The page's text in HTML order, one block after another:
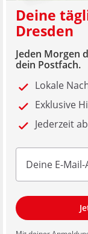
Deine
Dresden
Jeden Morgen
dein Postfach.
Lokale
Exklusive
Jederzeit